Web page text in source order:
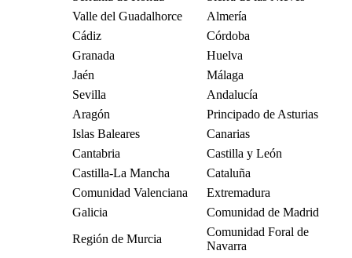
Valle del Guadalhorce
Almería
Cádiz
Córdoba
Granada
Huelva
Jaén
Málaga
Sevilla
Andalucía
Aragón
Principado de Asturias
Islas Baleares
Canarias
Cantabria
Castilla y León
Castilla-La Mancha
Cataluña
Comunidad Valenciana
Extremadura
Galicia
Comunidad de Madrid
Región de Murcia
Comunidad Foral de
Navarra